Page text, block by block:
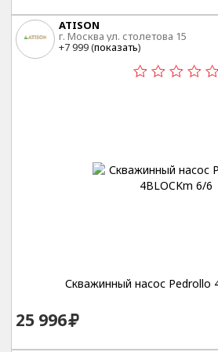
ATISON
г. Москва ул. столетова 15
+7 999 (показать)
Скважинный насос Pedrollo
25 996